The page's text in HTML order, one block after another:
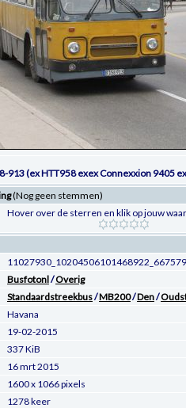
913 (ex HTT958 exex Connexxion 9405
(Nog geen stemmen)
Hover over de sterren en klik op jouw
Busfotonl/Overig
Standaardstreekbus/MB200/Den/
Havana
19-02-2015
337 KiB
16 mrt 2015
1600 x 1066 pixels
1278 keer